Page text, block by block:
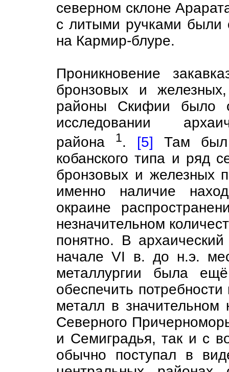
северном склоне
с литыми ручками
на Кармир-блуре.
Проникновение
бронзовых и
районы Скифии было
исследовании
района
1. [5] Там был
кобанского типа и ряд
бронзовых и железных
именно наличие
окраине
незначительном
понятно. В
начале VI в. до н.э.
металлургии была
обеспечить
металл в значительном
Северного
и Семиградья, так и с
обычно поступал в